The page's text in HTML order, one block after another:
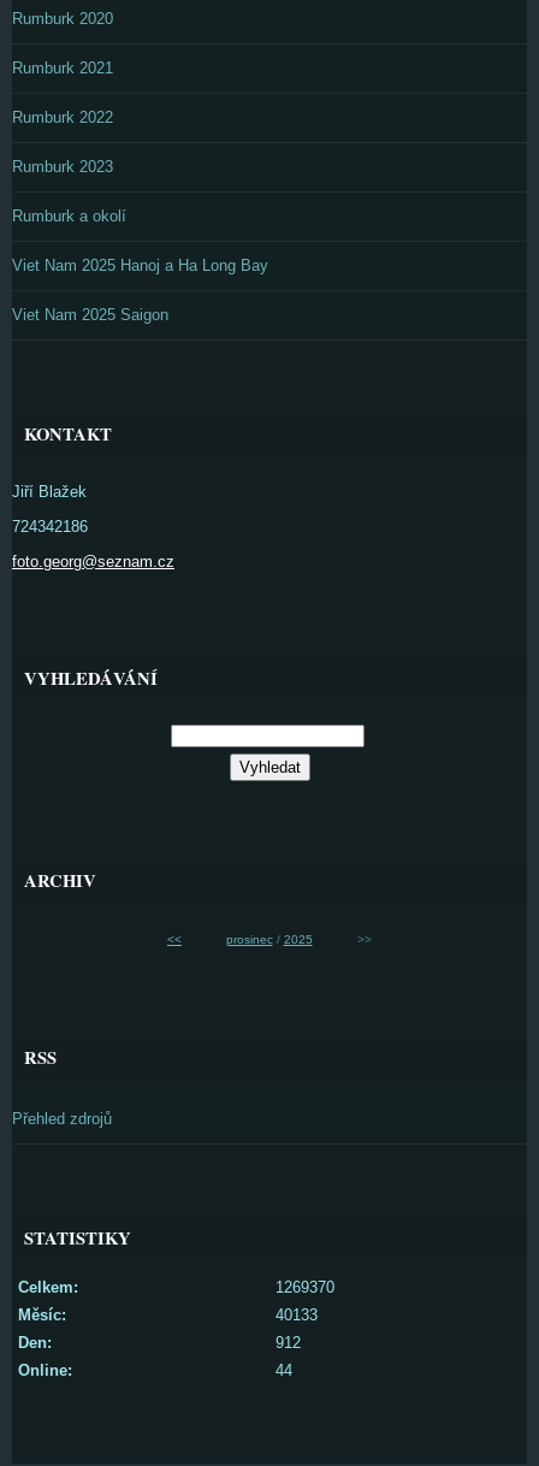
Rumburk 2020
Rumburk 2021
Rumburk 2022
Rumburk 2023
Rumburk a okolí
Viet Nam 2025 Hanoj a Ha Long Bay
Viet Nam 2025 Saigon
KONTAKT
Jiří Blažek
724342186
foto.georg@seznam.cz
VYHLEDÁVÁNÍ
ARCHIV
<< prosinec/ 2025 >>
RSS
Přehled zdrojů
STATISTIKY
Online: 44
Celkem:
1269370
Měsíc:
40133
Den:
912